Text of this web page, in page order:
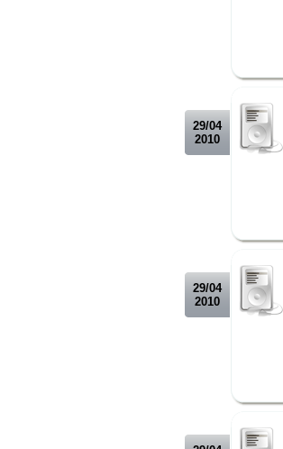
29/04
2010
29/04
2010